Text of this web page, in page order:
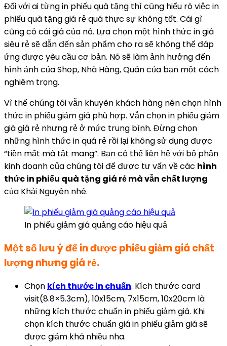
Đối với ai từng in phiếu quà tặng thì cũng hiểu rõ việc in
phiếu quà tặng giá rẻ quá thực sự không tốt. Cái gì
cũng có cái giá của nó. Lựa chọn một hình thức in giá
siêu rẻ sẽ dẫn đến sản phẩm cho ra sẽ không thể đáp
ứng được yêu cầu cơ bản. Nó sẽ làm ảnh hưởng đến
hình ảnh của Shop, Nhà Hàng, Quán của bạn một cách
nghiêm trọng.
Vì thế chúng tôi vẫn khuyên khách hàng nên chọn hình
thức in phiếu giảm giá phù hợp. Vẫn chọn in phiếu giảm
giá giá rẻ nhưng rẻ ở mức trung bình. Đừng chọn
những hình thức in quá rẻ rồi lại không sử dụng được
“tiền mất mà tật mang”. Bạn có thể liên hệ với bộ phận
kinh doanh của chúng tôi để được tư vấn về các hình
thức in phiếu quà tặng giá rẻ mà vẫn chất lượng
của Khải Nguyên nhé.
In phiếu giảm giá quảng cáo hiệu quả
Một số lưu ý để in được phiếu giảm giá chất
lượng nhưng giá rẻ.
Chọn kích thước in chuẩn. Kích thước card
visit(8.8×5.3cm), 10x15cm, 7x15cm, 10x20cm là
những kích thước chuẩn in phiếu giảm giá. Khi
chọn kích thước chuẩn giá in phiếu giảm giá sẽ
được giảm khá nhiều nha.